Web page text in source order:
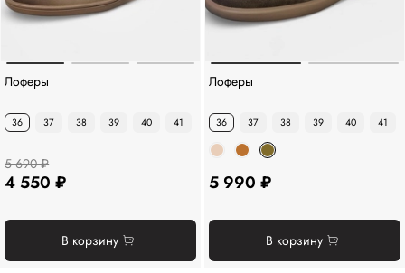
Лоферы
36 37 38 39 40 41
5 690 ₽
4 550 ₽
В корзину
Лоферы
36 37 38 39 40 41
5 990 ₽
В корзину